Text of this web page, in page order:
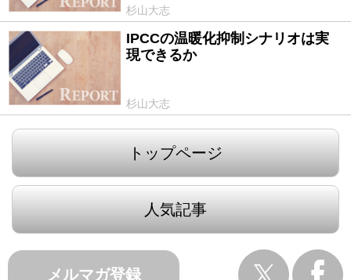
杉山大志
2014/04/13
IPCCの温暖化抑制シナリオは実
現できるか
杉山大志
トップページ
人気記事
メルマガ登録